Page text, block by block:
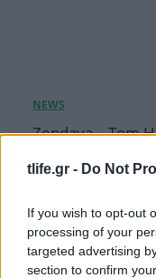
tlife.gr - Do Not
If you wish to opt-out
processing of your
targeted advertising
section to confirm
Zendaya – Tom
party στην
Όλες οι